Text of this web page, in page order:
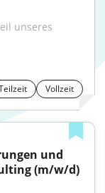
unseres
Vollzeit
und
(m/w/d)